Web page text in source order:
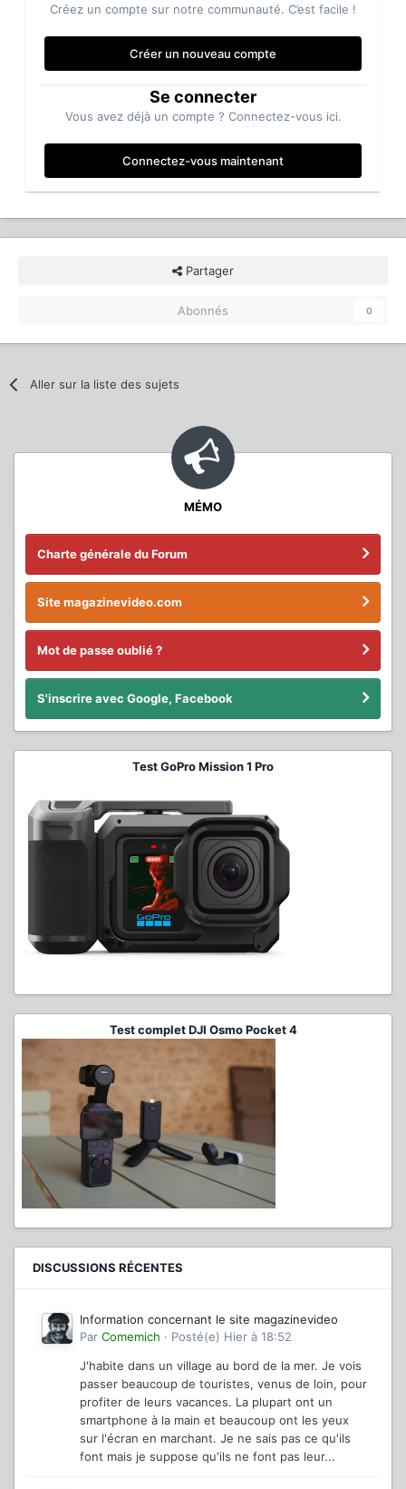
Créez un compte sur notre communauté. C’est facile !
Créer un nouveau compte
Se connecter
Vous avez déjà un compte ? Connectez-vous ici.
Connectez-vous maintenant
Partager
Abonnés 0
Aller sur la liste des sujets
MÉMO
Charte générale du Forum
Site magazinevideo.com
Mot de passe oublié ?
S'inscrire avec Google, Facebook
Test GoPro Mission 1 Pro
Test complet DJI Osmo Pocket 4
DISCUSSIONS RÉCENTES
Information concernant le site magazinevideo
Par Comemich · Posté(e) Hier à 18:52
J'habite dans un village au bord de la mer. Je vois
passer beaucoup de touristes, venus de loin, pour
profiter de leurs vacances. La plupart ont un
smartphone à la main et beaucoup ont les yeux
sur l'écran en marchant. Je ne sais pas ce qu'ils
font mais je suppose qu'ils ne font pas leur...